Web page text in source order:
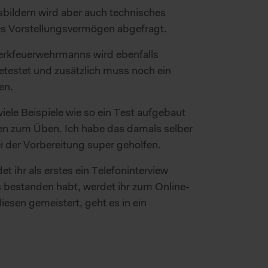
wird aber auch technisches
Vorstellungsvermögen abgefragt.
wird ebenfalls
und zusätzlich muss noch ein
Beispiele wie so ein Test aufgebaut
zum Üben. Ich habe das damals selber
Vorbereitung super geholfen.
ihr als erstes ein Telefoninterview
habt, werdet ihr zum Online-
gemeistert, geht es in ein